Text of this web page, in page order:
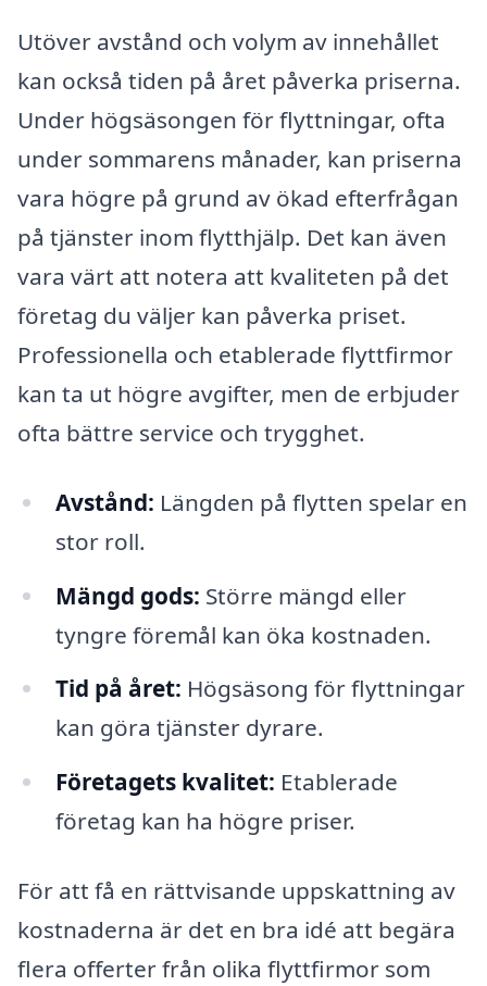
Utöver avstånd och volym av innehållet
kan också tiden på året påverka priserna.
Under högsäsongen för flyttningar, ofta
under sommarens månader, kan priserna
vara högre på grund av ökad efterfrågan
på tjänster inom flytthjälp. Det kan även
vara värt att notera att kvaliteten på det
företag du väljer kan påverka priset.
Professionella och etablerade flyttfirmor
kan ta ut högre avgifter, men de erbjuder
ofta bättre service och trygghet.
Avstånd: Längden på flytten spelar en
stor roll.
Mängd gods: Större mängd eller
tyngre föremål kan öka kostnaden.
Tid på året: Högsäsong för flyttningar
kan göra tjänster dyrare.
Företagets kvalitet: Etablerade
företag kan ha högre priser.
För att få en rättvisande uppskattning av
kostnaderna är det en bra idé att begära
flera offerter från olika flyttfirmor som